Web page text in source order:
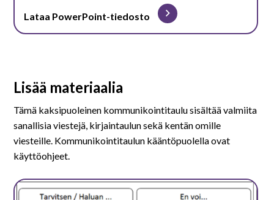
Lataa PowerPoint-tiedosto
Lisää materiaalia
Tämä kaksipuoleinen kommunikointitaulu sisältää valmiita
sanallisia viestejä, kirjaintaulun sekä kentän omille
viesteille. Kommunikointitaulun kääntöpuolella ovat
käyttöohjeet.